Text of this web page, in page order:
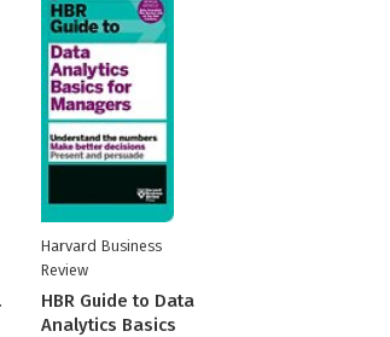
Harvard Business
Review
HBR Guide to Data
Analytics Basics